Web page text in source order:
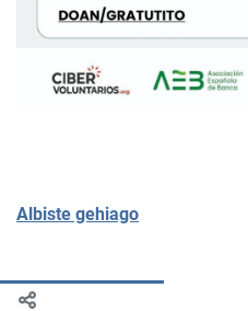
Albiste gehiago